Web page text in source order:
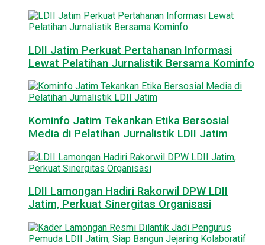
LDII Jatim Perkuat Pertahanan Informasi
Lewat Pelatihan Jurnalistik Bersama Kominfo
Kominfo Jatim Tekankan Etika Bersosial
Media di Pelatihan Jurnalistik LDII Jatim
LDII Lamongan Hadiri Rakorwil DPW LDII
Jatim, Perkuat Sinergitas Organisasi